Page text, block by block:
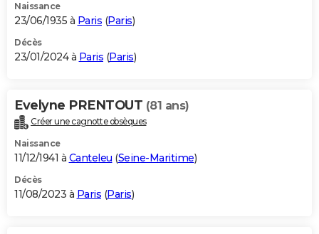
Naissance
23/06/1935 à Paris (Paris)
Décès
23/01/2024 à Paris (Paris)
Evelyne PRENTOUT (81 ans)
Créer une cagnotte obsèques
Naissance
11/12/1941 à Canteleu (Seine-Maritime)
Décès
11/08/2023 à Paris (Paris)